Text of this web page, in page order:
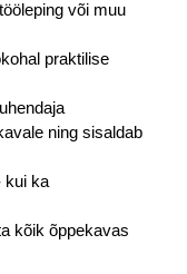
või muu
praktilise
ning sisaldab
kui ka
kõik õppekavas